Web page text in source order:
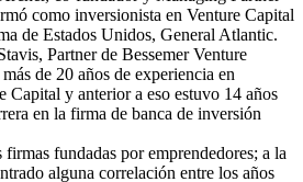
como inversionista en Venture Capital
de Estados Unidos, General Atlantic.
Partner de Bessemer Venture
de 20 años de experiencia en
Capital y anterior a eso estuvo 14 años
en la firma de banca de inversión
fundadas por emprendedores; a la
alguna correlación entre los años